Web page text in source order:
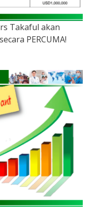
Takaful akan
PERCUMA!